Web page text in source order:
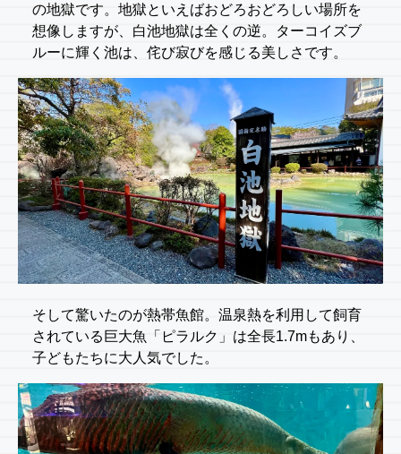
の地獄です。地獄といえばおどろおどろしい場所を
想像しますが、白池地獄は全くの逆。ターコイズブ
ルーに輝く池は、侘び寂びを感じる美しさです。
そして驚いたのが熱帯魚館。温泉熱を利用して飼育
されている巨大魚「ピラルク」は全長1.7mもあり、
子どもたちに大人気でした。